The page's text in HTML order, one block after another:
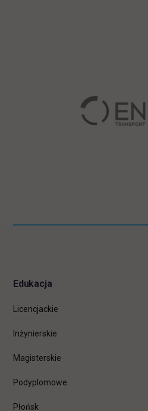
Edukacja
Licencjackie
Inżynierskie
Magisterskie
Podyplomowe
Płońsk